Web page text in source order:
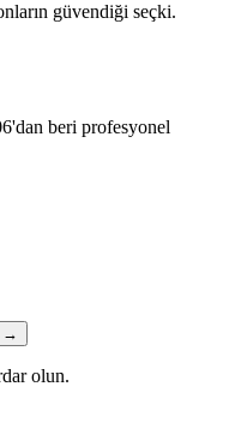
güvendiği seçki.
beri profesyonel
→
olun.